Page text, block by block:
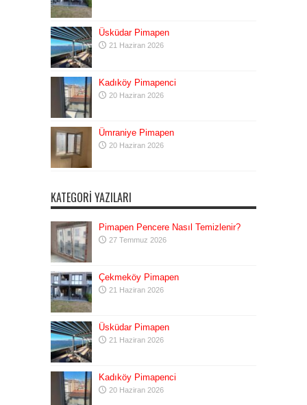
Üsküdar Pimapen
21 Haziran 2026
Kadıköy Pimapenci
20 Haziran 2026
Ümraniye Pimapen
20 Haziran 2026
KATEGORI YAZILARI
Pimapen Pencere Nasıl Temizlenir?
27 Temmuz 2026
Çekmeköy Pimapen
21 Haziran 2026
Üsküdar Pimapen
21 Haziran 2026
Kadıköy Pimapenci
20 Haziran 2026